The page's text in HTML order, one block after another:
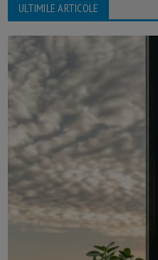
ULTIMILE ARTICOLE